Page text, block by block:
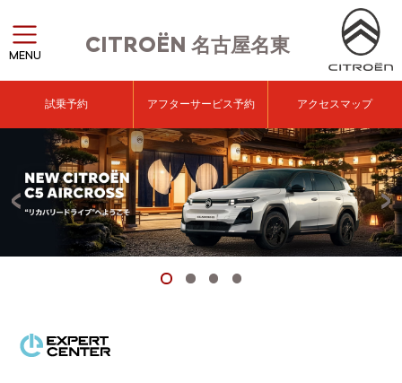
CITROËN 名古屋名東
MENU
試乗予約 アフターサービス予約 アクセスマップ